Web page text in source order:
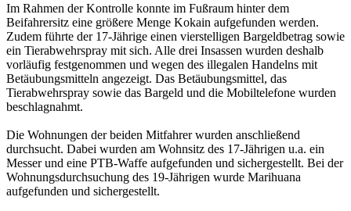
Im Rahmen der Kontrolle konnte im Fußraum hinter dem
Beifahrersitz eine größere Menge Kokain aufgefunden werden.
Zudem führte der 17-Jährige einen vierstelligen Bargeldbetrag sowie
ein Tierabwehrspray mit sich. Alle drei Insassen wurden deshalb
vorläufig festgenommen und wegen des illegalen Handelns mit
Betäubungsmitteln angezeigt. Das Betäubungsmittel, das
Tierabwehrspray sowie das Bargeld und die Mobiltelefone wurden
beschlagnahmt.
Die Wohnungen der beiden Mitfahrer wurden anschließend
durchsucht. Dabei wurden am Wohnsitz des 17-Jährigen u.a. ein
Messer und eine PTB-Waffe aufgefunden und sichergestellt. Bei der
Wohnungsdurchsuchung des 19-Jährigen wurde Marihuana
aufgefunden und sichergestellt.